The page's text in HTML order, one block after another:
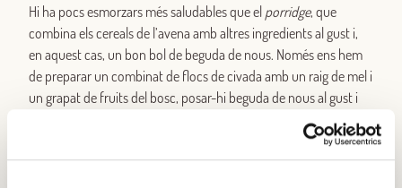
Hi ha pocs esmorzars més saludables que el porridge, que
combina els cereals de l’avena amb altres ingredients al gust i,
en aquest cas, un bon bol de beguda de nous. Només ens hem
de preparar un combinat de flocs de civada amb un raig de mel i
un grapat de fruits del bosc, posar-hi beguda de nous al gust i
escalfar-ho uns minutets al foc o al microones. El resultat és un
esmorzar deliciós que ens aportarà tots els nutrients que
necessitem per començar el dia amb una energia desorbitada.